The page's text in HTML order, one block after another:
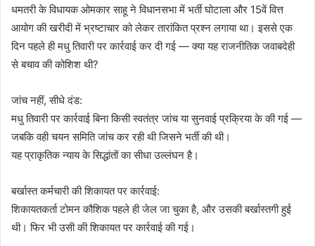
धमतरी के विधायक ओमकार साहू ने विधानसभा में भर्ती घोटाला और 15वें वित्त
आयोग की खरीदी में भ्रष्टाचार को लेकर तारांकित प्रश्न लगाया था। इससे एक
दिन पहले ही मधु तिवारी पर कार्रवाई कर दी गई — क्या यह राजनीतिक जवाबदेही
से बचाव की कोशिश थी?
जांच नहीं, सीधे दंड:
मधु तिवारी पर कार्रवाई बिना किसी स्वतंत्र जांच या सुनवाई प्रक्रिया के की गई —
जबकि वही चयन समिति जांच कर रही थी जिसने भर्ती की थी।
यह प्राकृतिक न्याय के सिद्धांतों का सीधा उल्लंघन है।
बर्खास्त कर्मचारी की शिकायत पर कार्रवाई:
शिकायतकर्ता टोमन कौशिक पहले ही जेल जा चुका है, और उसकी बर्खास्तगी हुई
थी। फिर भी उसी की शिकायत पर कार्रवाई की गई।